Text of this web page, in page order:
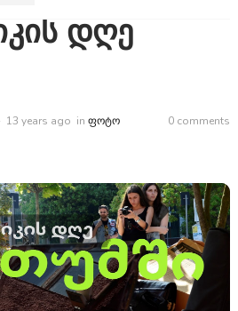
დღე
13 years ago in ᲤᲝᲢᲝ 0 comments